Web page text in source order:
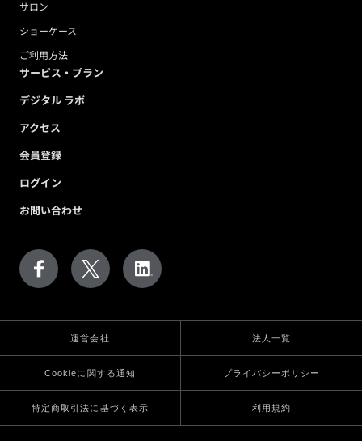
サロン
ショーケース
ご利用方法
サービス・プラン
デジタル ラボ
アクセス
会員登録
ログイン
お問い合わせ
運営会社 法人一覧
Cookieに関する通知 プライバシーポリシー
特定商取引法に基づく表示 利用規約